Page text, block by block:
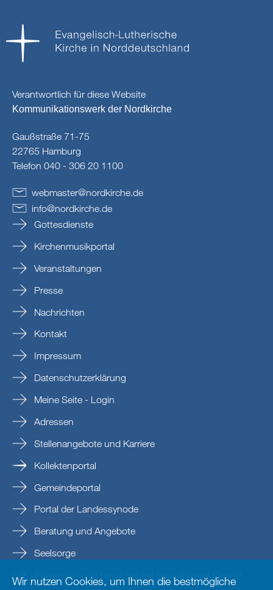
Verantwortlich für diese Website
Kommunikationswerk der Nordkirche
Gaußstraße 71-75
22765 Hamburg
Telefon 040 - 306 20 1100
webmaster@nordkirche.de
info@nordkirche.de
Gottesdienste
Kirchenmusikportal
Veranstaltungen
Presse
Nachrichten
Kontakt
Impressum
Datenschutzerklärung
Meine Seite - Login
Adressen
Stellenangebote und Karriere
Kollektenportal
Gemeindeportal
Portal der Landessynode
Beratung und Angebote
Seelsorge
Prävention und Beratung bei sexualisierter Gewalt
Wir nutzen Cookies, um Ihnen die bestmögliche